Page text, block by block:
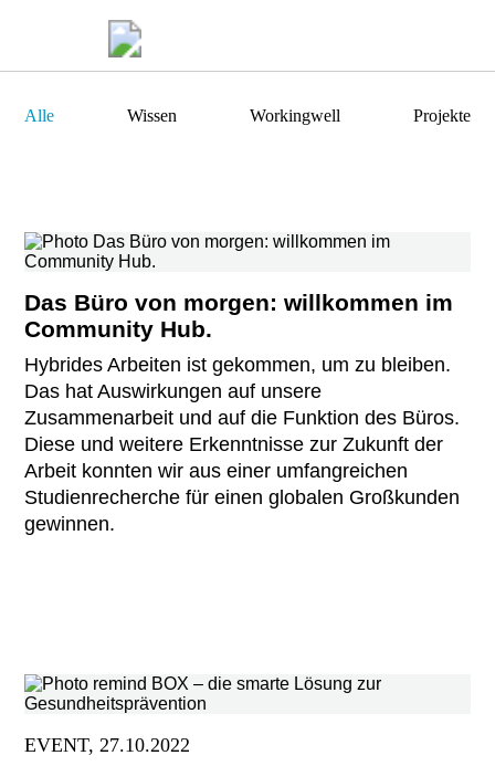
Alle Wissen Workingwell Projekte
Das Büro von morgen: willkommen im
Community Hub.
Hybrides Arbeiten ist gekommen, um zu bleiben.
Das hat Auswirkungen auf unsere
Zusammenarbeit und auf die Funktion des Büros.
Diese und weitere Erkenntnisse zur Zukunft der
Arbeit konnten wir aus einer umfangreichen
Studienrecherche für einen globalen Großkunden
gewinnen.
EVENT, 27.10.2022